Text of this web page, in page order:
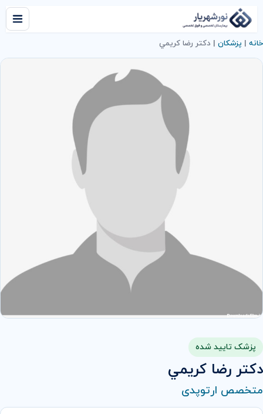
خانه | پزشکان | دكتر رضا كريمي
پزشک تایید شده
دكتر رضا كريمي
متخصص ارتوپدی